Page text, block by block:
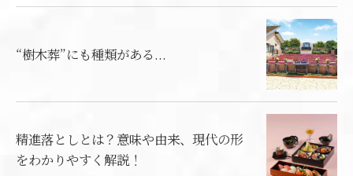
“樹木葬”にも種類がある...
精進落としとは？意味や由来、現代の形
をわかりやすく解説！